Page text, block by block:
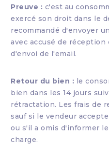
Preuve : c'est au
exercé son droit dans le
recommandé d'envoyer
avec accusé de
d'envoi de l'email.
Retour du bien : le
bien dans les 14 jours
rétractation. Les frais de
sauf si le vendeur
ou s'il a omis d'informer
charge.